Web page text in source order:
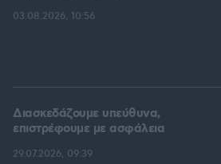
03.08.2026, 10:56
Διασκεδάζουμε υπεύθυνα,
επιστρέφουμε με ασφάλεια
29.07.2026, 09:39